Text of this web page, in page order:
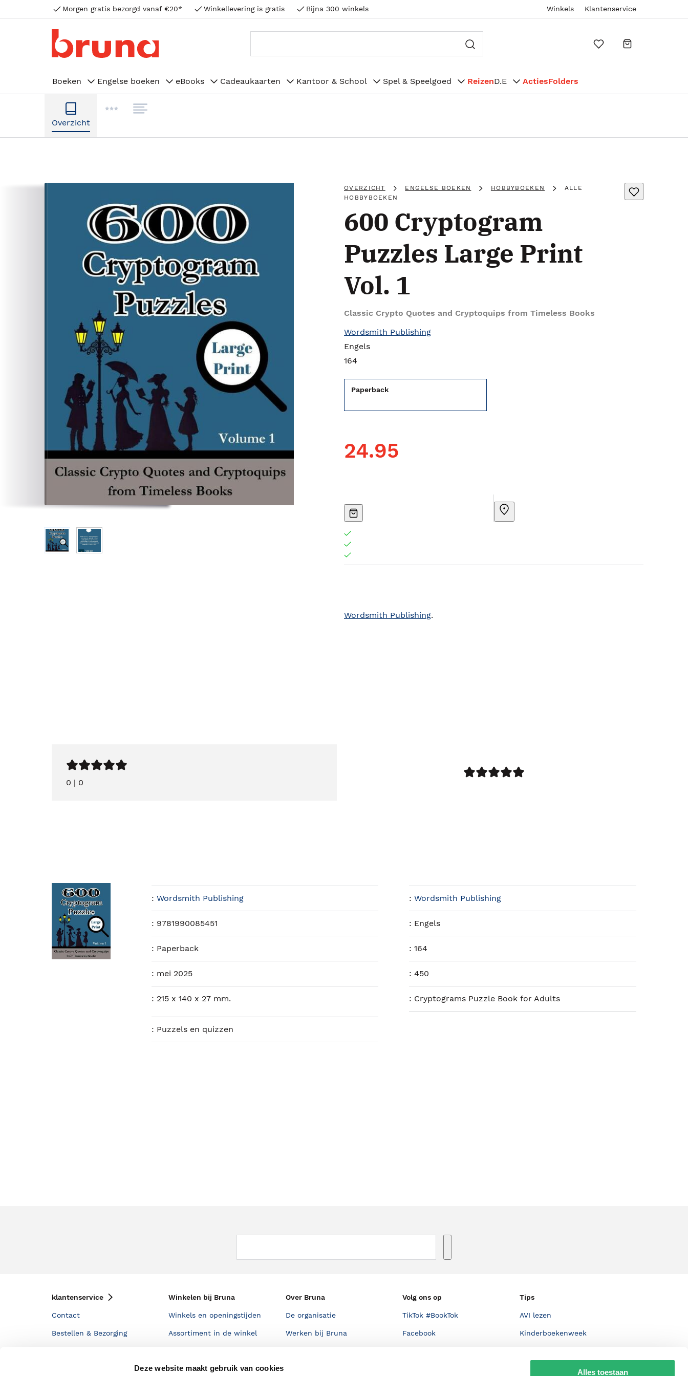
Deze website maakt gebruik van cookies Alles toestaan
Morgen gratis bezorgd vanaf €20* Winkellevering is gratis Bijna 300 winkels Winkels Klantenservice
Boeken Engelse boeken eBooks Cadeaukaarten Kantoor & School Spel & Speelgoed ReizenD.E ActiesFolders
Overzicht
OVERZICHT ENGELSE BOEKEN HOBBYBOEKEN
ALLE
HOBBYBOEKEN
600 Cryptogram
Puzzles Large Print
Vol. 1
Classic Crypto Quotes and Cryptoquips from Timeless Books
Wordsmith Publishing
Engels
164
Paperback
24.95
Wordsmith Publishing.
0 | 0
: Wordsmith Publishing :Wordsmith Publishing
: 9781990085451 : Engels
: Paperback :164
: mei 2025 :450
: 215 x 140 x 27 mm. : Cryptograms Puzzle Book for Adults
: Puzzels en quizzen
klantenservice
Contact
Bestellen & Bezorging
Annuleren & Retourneren
Winkelen bij Bruna
Winkels en openingstijden
Assortiment in de winkel
Cadeauboxen
Over Bruna
De organisatie
Werken bij Bruna
Volg ons op
TikTok #BookTok
Facebook
Tips
AVI lezen
Kinderboekenweek
De Nationale Voorleesdagen